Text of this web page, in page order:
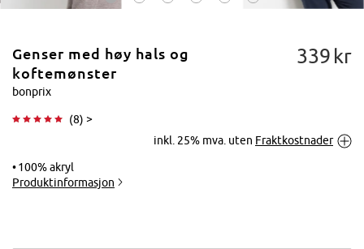
forstørre
Genser med høy hals og
koftemønster
bonprix
(8) >
339 kr
inkl. 25% mva. uten Fraktkostnader
100% akryl
Produktinformasjon